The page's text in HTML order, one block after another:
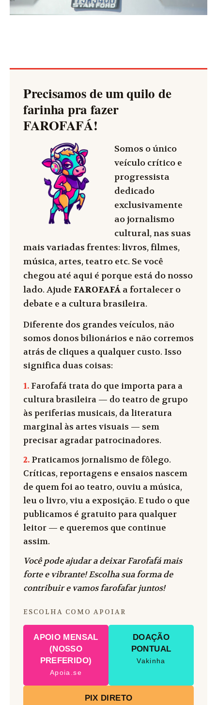
Precisamos de um quilo de
farinha pra fazer
FAROFAFÁ!
Somos o único
veículo crítico e
progressista
dedicado
exclusivamente
ao jornalismo
cultural, nas suas
mais variadas frentes: livros, filmes,
música, artes, teatro etc. Se você
chegou até aqui é porque está do nosso
lado. Ajude FAROFAFÁ a fortalecer o
debate e a cultura brasileira.
Diferente dos grandes veículos, não
somos donos bilionários e não corremos
atrás de cliques a qualquer custo. Isso
significa duas coisas:
1. Farofafá trata do que importa para a
cultura brasileira — do teatro de grupo
às periferias musicais, da literatura
marginal às artes visuais — sem
precisar agradar patrocinadores.
2. Praticamos jornalismo de fôlego.
Críticas, reportagens e ensaios nascem
de quem foi ao teatro, ouviu a música,
leu o livro, viu a exposição. E tudo o que
publicamos é gratuito para qualquer
leitor — e queremos que continue
assim.
Você pode ajudar a deixar Farofafá mais
forte e vibrante! Escolha sua forma de
contribuir e vamos farofafar juntos!
ESCOLHA COMO APOIAR
APOIO MENSAL
(NOSSO
PREFERIDO)
Apoia.se
DOAÇÃO
PONTUAL
Vakinha
PIX DIRETO